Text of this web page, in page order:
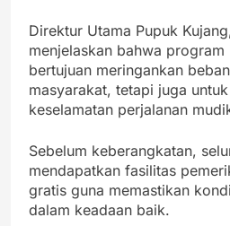
Direktur Utama Pupuk
menjelaskan bahwa program
bertujuan meringankan
masyarakat, tetapi juga
keselamatan perjalanan
Sebelum keberangkatan,
mendapatkan fasilitas
gratis guna memastikan
dalam keadaan baik.